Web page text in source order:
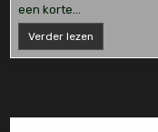
een korte…
Verder lezen
T5
startte